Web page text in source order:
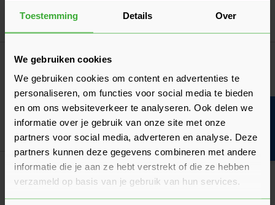
Toestemming Details Over
We gebruiken cookies
We gebruiken cookies om content en advertenties te
personaliseren, om functies voor social media te bieden
en om ons websiteverkeer te analyseren. Ook delen we
informatie over je gebruik van onze site met onze
partners voor social media, adverteren en analyse. Deze
partners kunnen deze gegevens combineren met andere
informatie die je aan ze hebt verstrekt of die ze hebben
verzameld op basis van je gebruik van hun services.
Goed voorbereid aan de slag
Algemeen
Bakstenen kleuren
Bekijk welke bakstenen kleuren populair zijn en hoe je de
juiste kleur kiest voor jouw woningstijl.
Laatst gewijzigd: Juni 2026
Leestijd: 1 minuut
Algemeen
Hoeveel metselstenen per m² heb je nodig?
Bekijk hier ons overzicht van het aantal metselstenen per m²